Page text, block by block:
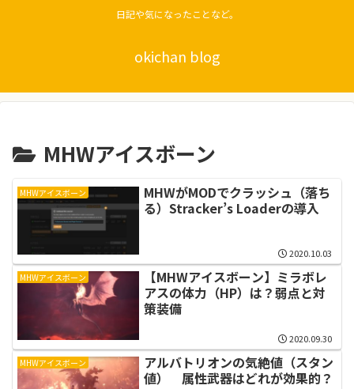
日記や気になったことなど。
okichan blog
MHWアイスボーン
MHWアイスボーン
MHWがMODでクラッシュ（落ち
る）Stracker’s Loaderの導入
2020.10.03
MHWアイスボーン
【MHWアイスボーン】ミラボレ
アスの体力（HP）は？弱点と対
策装備
2020.09.30
MHWアイスボーン
アルバトリオンの気絶値（スタン
値） 属性武器はどれが効果的？